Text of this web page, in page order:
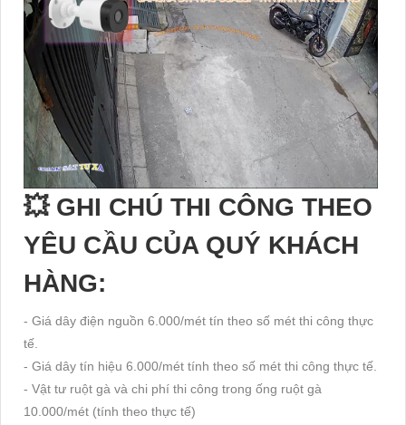
💥 GHI CHÚ THI CÔNG THEO
YÊU CẦU CỦA QUÝ KHÁCH
HÀNG:
- Giá dây điện nguồn 6.000/mét tín theo số mét thi công thực
tế.
- Giá dây tín hiệu 6.000/mét tính theo số mét thi công thực tế.
- Vật tư ruột gà và chi phí thi công trong ống ruột gà
10.000/mét (tính theo thực tế)